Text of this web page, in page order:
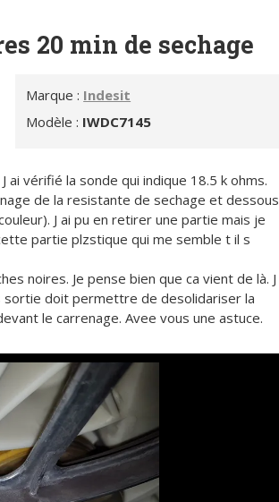
20 min de sechage
Marque : Indesit
Modèle : IWDC7145
vérifié la sonde qui indique 18.5 k ohms.
de la resistante de sechage et dessous
J ai pu en retirer une partie mais je
partie plzstique qui me semble t il s
noires. Je pense bien que ca vient de là. J
sortie doit permettre de desolidariser la
le carrenage. Avee vous une astuce.